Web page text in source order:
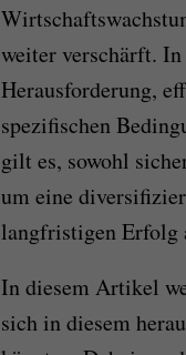
weiter verschärft.
Herausforderung,
spezifischen
gilt es, sowohl
um eine
langfristigen Erfolg
In diesem Artikel
sich in diesem